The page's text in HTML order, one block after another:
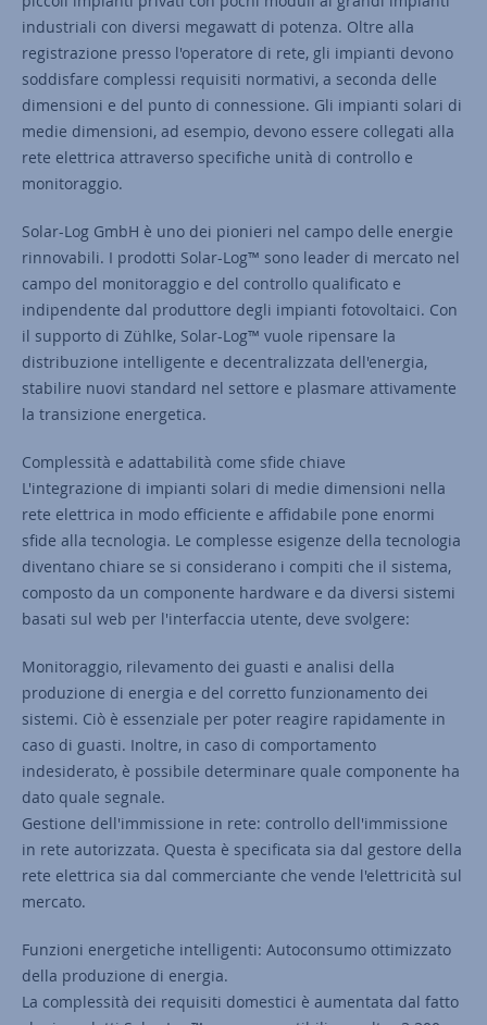
industriali con diversi megawatt di potenza. Oltre alla
registrazione presso l'operatore di rete, gli impianti devono
soddisfare complessi requisiti normativi, a seconda delle
dimensioni e del punto di connessione. Gli impianti solari di
medie dimensioni, ad esempio, devono essere collegati alla
rete elettrica attraverso specifiche unità di controllo e
monitoraggio.
Solar-Log GmbH è uno dei pionieri nel campo delle energie
rinnovabili. I prodotti Solar-Log™ sono leader di mercato nel
campo del monitoraggio e del controllo qualificato e
indipendente dal produttore degli impianti fotovoltaici. Con
il supporto di Zühlke, Solar-Log™ vuole ripensare la
distribuzione intelligente e decentralizzata dell'energia,
stabilire nuovi standard nel settore e plasmare attivamente
la transizione energetica.
Complessità e adattabilità come sfide chiave
L'integrazione di impianti solari di medie dimensioni nella
rete elettrica in modo efficiente e affidabile pone enormi
sfide alla tecnologia. Le complesse esigenze della tecnologia
diventano chiare se si considerano i compiti che il sistema,
composto da un componente hardware e da diversi sistemi
basati sul web per l'interfaccia utente, deve svolgere:
Monitoraggio, rilevamento dei guasti e analisi della
produzione di energia e del corretto funzionamento dei
sistemi. Ciò è essenziale per poter reagire rapidamente in
caso di guasti. Inoltre, in caso di comportamento
indesiderato, è possibile determinare quale componente ha
dato quale segnale.
Gestione dell'immissione in rete: controllo dell'immissione
in rete autorizzata. Questa è specificata sia dal gestore della
rete elettrica sia dal commerciante che vende l'elettricità sul
mercato.
Funzioni energetiche intelligenti: Autoconsumo ottimizzato
della produzione di energia.
La complessità dei requisiti domestici è aumentata dal fatto